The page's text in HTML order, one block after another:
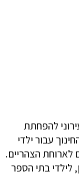
להפחתת
עבור ילדי
לארוחת הצהריים.
בחודשים הקרובים, עד סיום שנת 2019. כמו כן, לילדי בתי הספר